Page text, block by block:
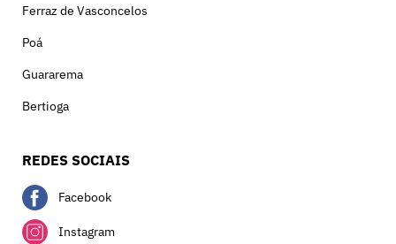
Ferraz de Vasconcelos
Poá
Guararema
Bertioga
REDES SOCIAIS
Facebook
Instagram